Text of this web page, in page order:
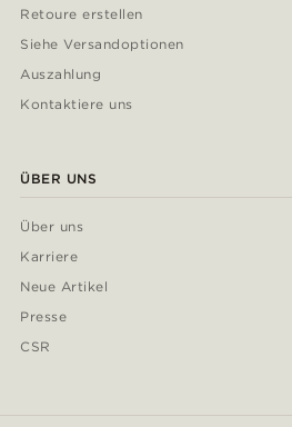
Retoure erstellen
Siehe Versandoptionen
Auszahlung
Kontaktiere uns
ÜBER UNS
Über uns
Karriere
Neue Artikel
Presse
CSR